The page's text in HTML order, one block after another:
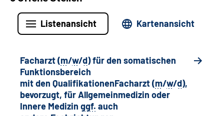
Listenansicht Kartenansicht
Facharzt (m/w/d) für den somatischen
Funktionsbereich
mit den QualifikationenFacharzt (m/w/d),
bevorzugt, für Allgemeinmedizin oder
Innere Medizin ggf. auch